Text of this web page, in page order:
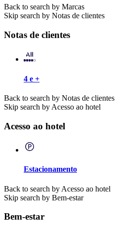
Back to search by Marcas
Skip search by Notas de clientes
Notas de clientes
4 e +
Back to search by Notas de clientes
Skip search by Acesso ao hotel
Acesso ao hotel
Estacionamento
Back to search by Acesso ao hotel
Skip search by Bem-estar
Bem-estar